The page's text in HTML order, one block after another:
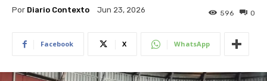
Por Diario Contexto Jun 23, 2026 0
596
Facebook X WhatsApp